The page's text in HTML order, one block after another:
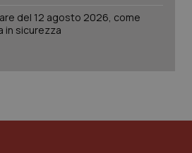
del 12 agosto 2026, come
in sicurezza